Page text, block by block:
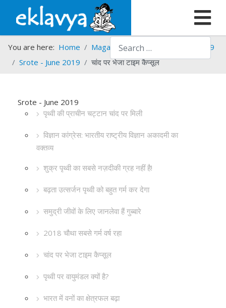
Search
You are here: Home Magazines Srote
Srote - 2019
Srote - June 2019
चांद पर भेजा टाइम कैप्सूल
Srote - June 2019
पृथ्वी की प्राचीन चट्टान चांद पर मिली
विज्ञान कांग्रेस: भारतीय राष्ट्रीय विज्ञान अकादमी का
वक्तव्य
शुक्र पृथ्वी का सबसे नज़दीकी ग्रह नहीं है!
बढ़ता उत्सर्जन पृथ्वी को बहुत गर्म कर देगा
समुद्री जीवों के लिए जानलेवा हैं गुब्बारे
2018 चौथा सबसे गर्म वर्ष रहा
चांद पर भेजा टाइम कैप्सूल
पृथ्वी पर वायुमंडल क्यों है?
भारत में वनों का क्षेत्रफल बढ़ा